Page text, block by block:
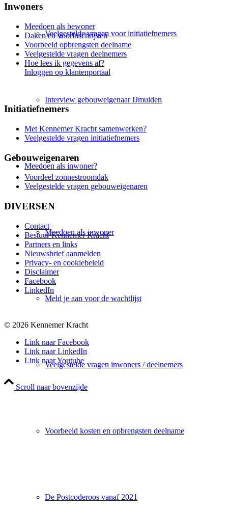
Veelgestelde vragen voor initiatiefnemers
Interview gebouweigenaar IJmuiden
Meedoen als inwoner?
Meedoen als inwoner
Meld je aan voor de wachtlijst
Veelgestelde vragen inwoners / deelnemers
Voorbeeld kosten en opbrengsten deelname
De Postcoderoos vanaf 2021
Inwoners
Meedoen als bewoner
Daken en voorinschrijven
Voorbeeld opbrengsten deelname
Veelgestelde vragen deelnemers
Hoe lees ik gegevens af?
Inloggen op klantenportaal
Initiatiefnemers
Met Kennemer Kracht samenwerken?
Veelgestelde vragen initiatiefnemers
Gebouweigenaren
Voordeel zonnestroomdak
Veelgestelde vragen gebouweigenaren
DIVERSEN
Contact
Bestuur Kennemer Kracht
Partners en links
Nieuwsbrief aanmelden
Privacy- en cookiebeleid
Disclaimer
Facebook
LinkedIn
© 2026 Kennemer Kracht
Link naar Facebook
Link naar LinkedIn
Link naar Youtube
Scroll naar bovenzijde